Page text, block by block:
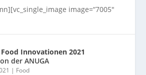
image=“7005″
Food Innovationen 2021
der ANUGA
| Food